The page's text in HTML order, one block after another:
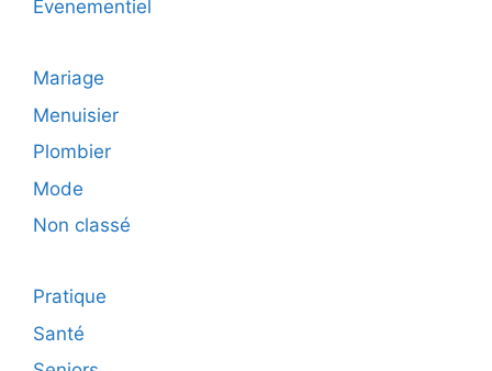
Evenementiel
Mariage
Menuisier
Plombier
Mode
Non classé
Pratique
Santé